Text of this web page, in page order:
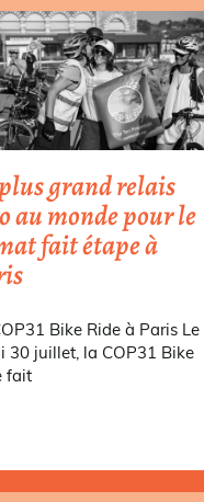
grand relais
au monde pour le
fait étape à
Bike Ride à Paris Le
30 juillet, la COP31 Bike
fait